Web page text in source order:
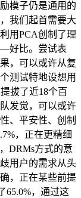
模子仍是通用的
我们起首需要大
用PCA创制了理
好比。尝试表
，可以或许从复
测试特地设想用
拔了近18个百
发觉，可以或许
、平安性、创制
，正在更精细
DRMs方式的意
用户的需求从头
，正在某些前提
65.0%，通过这